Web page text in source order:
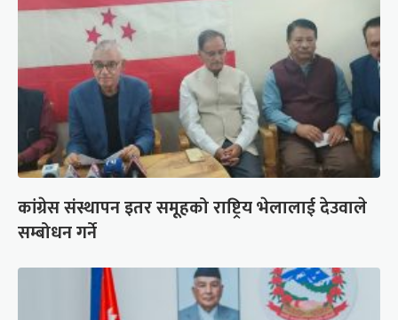
कांग्रेस संस्थापन इतर समूहको राष्ट्रिय भेलालाई देउवाले
सम्बोधन गर्ने